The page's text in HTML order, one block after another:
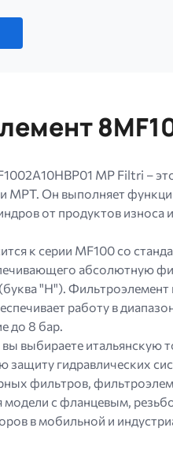
MP Filtri –
MPT. Он выполняет
от продуктов износа
к серии MF100 со
абсолютную
(буква "H").
работу в
до 8 бар.
выбираете итальянскую
защиту гидравлических
фильтров,
модели с фланцевым,
в мобильной и